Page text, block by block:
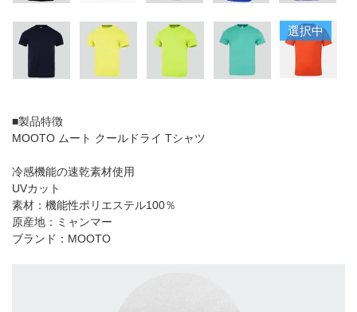
選択中
■製品特徴
MOOTO ムート クールドライ Tシャツ
冷感機能の速乾素材使用
UVカット
素材：機能性ポリエステル100％
原産地：ミャンマー
ブランド：MOOTO